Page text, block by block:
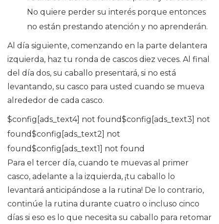
No quiere perder su interés porque entonces
no están prestando atención y no aprenderán.
Al día siguiente, comenzando en la parte delantera
izquierda, haz tu ronda de cascos diez veces. Al final
del día dos, su caballo presentará, si no está
levantando, su casco para usted cuando se mueva
alrededor de cada casco.
$config[ads_text4] not found$config[ads_text3] not
found$config[ads_text2] not
found$config[ads_text1] not found
Para el tercer día, cuando te muevas al primer
casco, adelante a la izquierda, ¡tu caballo lo
levantará anticipándose a la rutina! De lo contrario,
continúe la rutina durante cuatro o incluso cinco
días si eso es lo que necesita su caballo para retomar